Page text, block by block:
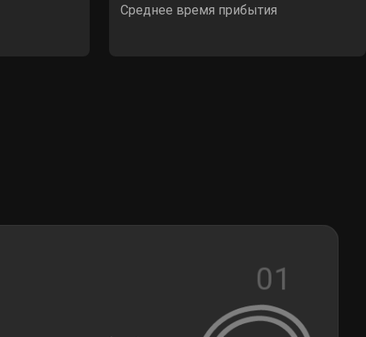
Среднее время прибытия
01